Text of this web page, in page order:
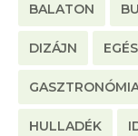
BALATON
DIZÁJN
HULLADÉK